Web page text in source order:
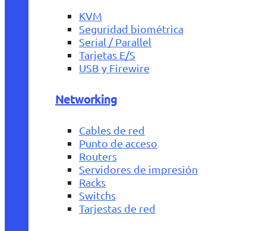
KVM
Seguridad biométrica
Serial / Parallel
Tarjetas E/S
USB y Firewire
Networking
Cables de red
Punto de acceso
Routers
Servidores de impresión
Racks
Switchs
Tarjestas de red